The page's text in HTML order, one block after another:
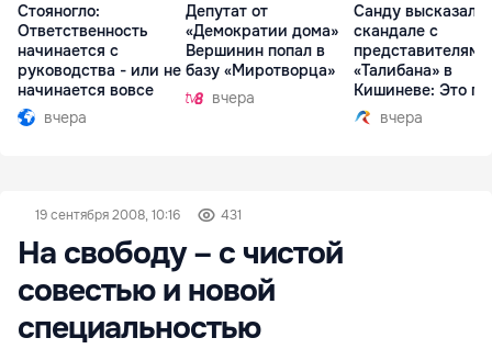
Стояногло:
Ответственность
начинается с
руководства - или не
начинается вовсе
вчера
Депутат от
«Демократии дома»
Вершинин попал в
базу «Миротворца»
вчера
Санду
скандале с
представителями
«Талибана» в
Кишиневе: Это
вчера
19 сентября 2008, 10:16 431
На свободу – с чистой
совестью и новой
специальностью